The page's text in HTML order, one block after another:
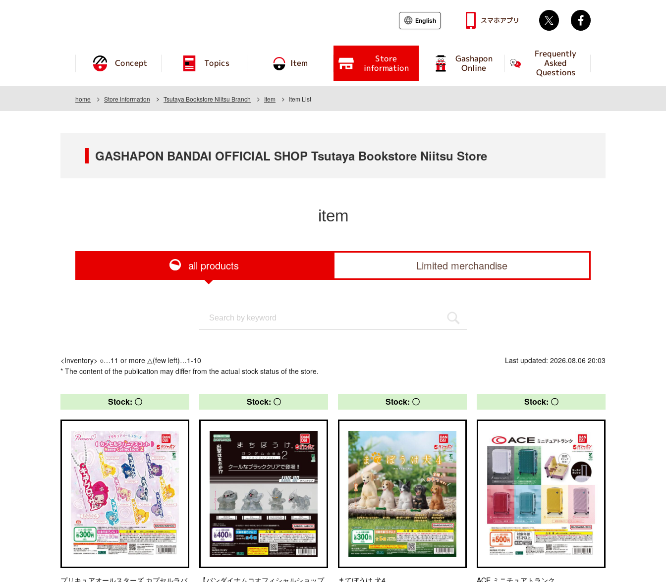
Concept Topics Item Store
information
Gashapon
Online
Frequently
Asked
Questions
English スマホアプリ Twitter
home Store information Tsutaya Bookstore Niitsu Branch Item Item List
GASHAPON BANDAI OFFICIAL SHOP Tsutaya Bookstore Niitsu Store
item
all products Limited merchandise
<Inventory> ○…11 or more △(few left)…1-10
* The content of the publication may differ from the actual stock status of the store.
Last updated: 2026.08.06 20:03
Stock: 〇
プリキュアオールスターズ カプセルラバ
Stock: 〇
【バンダイナムコオフィシャルショップ
Stock: 〇
まてぼうけ 犬4
Stock: 〇
ACE ミニチュアトランク